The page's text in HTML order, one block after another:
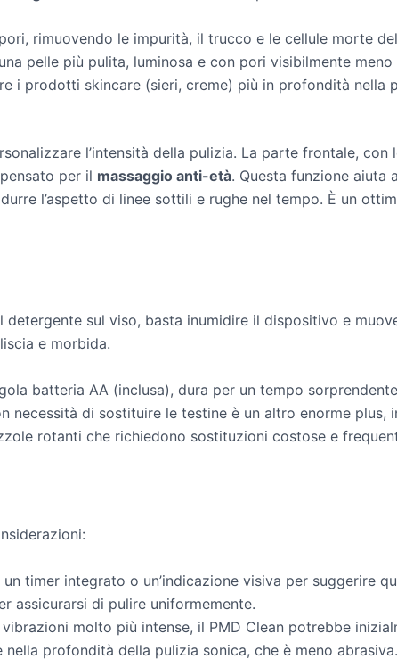
rimuovendo le impurità, il trucco e le cellule morte
pelle più pulita, luminosa e con pori visibilmente
i prodotti skincare (sieri, creme) più in profondità nella
l’intensità della pulizia. La parte frontale, con
per il massaggio anti-età. Questa funzione aiuta
l’aspetto di linee sottili e rughe nel tempo. È un
detergente sul viso, basta inumidire il dispositivo e
e morbida.
batteria AA (inclusa), dura per un tempo
di sostituire le testine è un altro enorme plus,
rotanti che richiedono sostituzioni costose e
timer integrato o un’indicazione visiva per suggerire
assicurarsi di pulire uniformemente.
molto più intense, il PMD Clean potrebbe
profondità della pulizia sonica, che è meno abrasiva.